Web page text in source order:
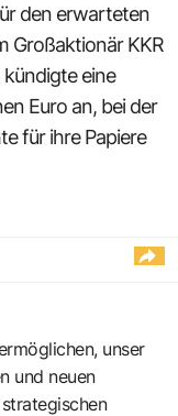
den erwarteten
Großaktionär KKR
kündigte eine
Euro an, bei der
für ihre Papiere
unser
und neuen